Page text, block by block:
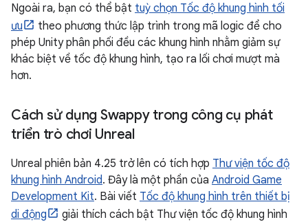
Ngoài ra, bạn có thể bật tuỳ chọn Tốc độ khung hình tối
ưu
theo phương thức lập trình trong mã logic để cho
phép Unity phân phối đều các khung hình nhằm giảm sự
khác biệt về tốc độ khung hình, tạo ra lối chơi mượt mà
hơn.
Cách sử dụng Swappy trong công cụ phát
triển trò chơi Unreal
Unreal phiên bản 4.25 trở lên có tích hợp Thư viện tốc độ
khung hình Android. Đây là một phần của Android Game
Development Kit. Bài viết Tốc độ khung hình trên thiết bị
di động
giải thích cách bật Thư viện tốc độ khung hình